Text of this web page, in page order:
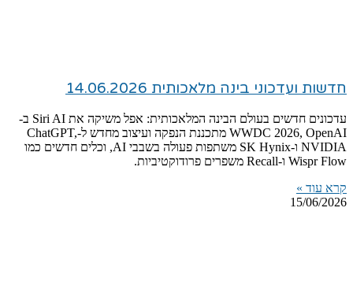
חדשות ועדכוני בינה מלאכותית 14.06.2026
עדכונים חדשים בעולם הבינה המלאכותית: אפל משיקה את Siri AI ב-
WWDC 2026, OpenAI מתכננת הנפקה ועיצוב מחדש ל-ChatGPT,
NVIDIA ו-SK Hynix משתפות פעולה בשבבי AI, וכלים חדשים כמו
Wispr Flow ו-Recall משפרים פרודוקטיביות.
קרא עוד »
15/06/2026